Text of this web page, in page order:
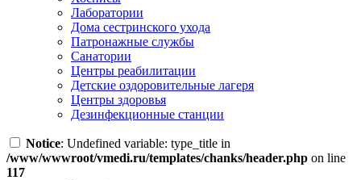
Лаборатории
Дома сестринского ухода
Патронажные службы
Санатории
Центры реабилитации
Детские оздоровительные лагеря
Центры здоровья
Дезинфекционные станции
Notice: Undefined variable: type_title in
/www/wwwroot/vmedi.ru/templates/chanks/header.php on line
117